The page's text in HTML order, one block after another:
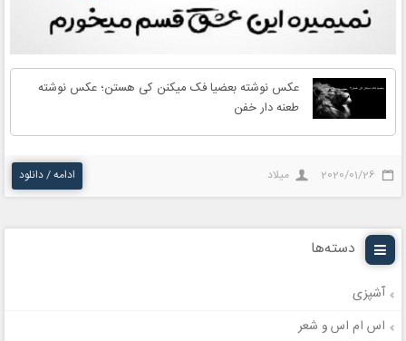
عکس نوشته بعضیا فک میکنن کی هستن؛ عکس نوشته
طعنه دار خفن
2020/01/26 میلاد ادامه / دانلود
دسته‌ها
آشپزی
اس ام اس و شعر